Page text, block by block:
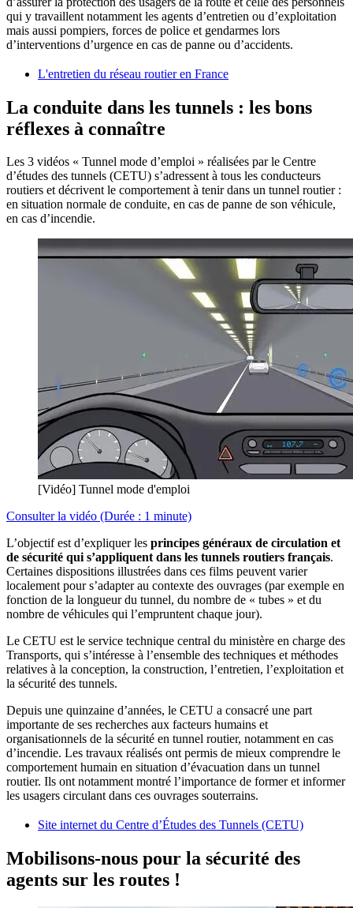
qui y travaillent notamment les agents d’entretien ou d’exploitation
mais aussi pompiers, forces de police et gendarmes lors
d’interventions d’urgence en cas de panne ou d’accidents.
L'entretien du réseau routier en France
La conduite dans les tunnels : les bons
réflexes à connaître
Les 3 vidéos « Tunnel mode d’emploi » réalisées par le Centre
d’études des tunnels (CETU) s’adressent à tous les conducteurs
routiers et décrivent le comportement à tenir dans un tunnel routier :
en situation normale de conduite, en cas de panne de son véhicule,
en cas d’incendie.
[Vidéo] Tunnel mode d'emploi
Consulter la vidéo (Durée : 1 minute)
L’objectif est d’expliquer les principes généraux de circulation et
de sécurité qui s’appliquent dans les tunnels routiers français.
Certaines dispositions illustrées dans ces films peuvent varier
localement pour s’adapter au contexte des ouvrages (par exemple en
fonction de la longueur du tunnel, du nombre de « tubes » et du
nombre de véhicules qui l’empruntent chaque jour).
Le CETU est le service technique central du ministère en charge des
Transports, qui s’intéresse à l’ensemble des techniques et méthodes
relatives à la conception, la construction, l’entretien, l’exploitation et
la sécurité des tunnels.
Depuis une quinzaine d’années, le CETU a consacré une part
importante de ses recherches aux facteurs humains et
organisationnels de la sécurité en tunnel routier, notamment en cas
d’incendie. Les travaux réalisés ont permis de mieux comprendre le
comportement humain en situation d’évacuation dans un tunnel
routier. Ils ont notamment montré l’importance de former et informer
les usagers circulant dans ces ouvrages souterrains.
Site internet du Centre d’Études des Tunnels (CETU)
Mobilisons-nous pour la sécurité des
agents sur les routes !